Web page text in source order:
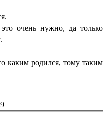
это очень нужно, да только
каким родился, тому таким